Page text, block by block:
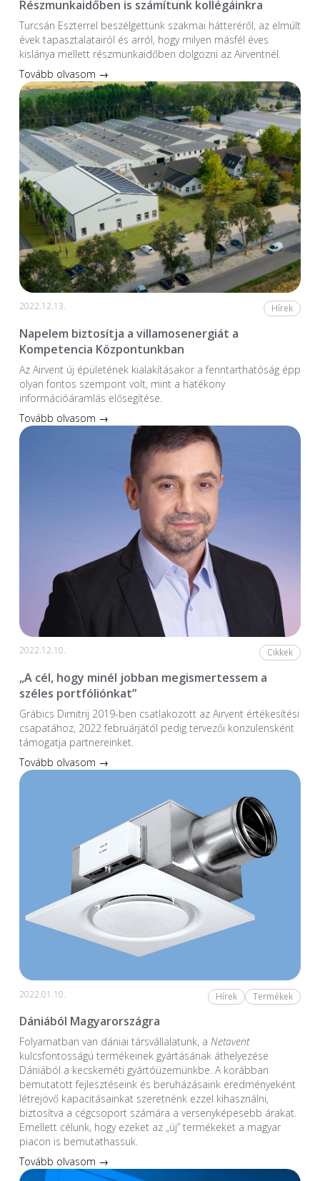
Részmunkaidőben is számítunk kollégáinkra
Turcsán Eszterrel beszélgettünk szakmai hátteréről, az elmúlt
évek tapasztalatairól és arról, hogy milyen másfél éves
kislánya mellett részmunkaidőben dolgozni az Airventnél.
Tovább olvasom →
2022.12.13. Hírek
Napelem biztosítja a villamosenergiát a
Kompetencia Központunkban
Az Airvent új épületének kialakításakor a fenntarthatóság épp
olyan fontos szempont volt, mint a hatékony
információáramlás elősegítése.
Tovább olvasom →
2022.12.10. Cikkek
„A cél, hogy minél jobban megismertessem a
széles portfóliónkat”
Grábics Dimitrij 2019-ben csatlakozott az Airvent értékesítési
csapatához, 2022 februárjától pedig tervezői konzulensként
támogatja partnereinket.
Tovább olvasom →
2022.01.10. Hírek Termékek
Dániából Magyarországra
Folyamatban van dániai társvállalatunk, a Netavent
kulcsfontosságú termékeinek gyártásának áthelyezése
Dániából a kecskeméti gyártóüzemünkbe. A korábban
bemutatott fejlesztéseink és beruházásaink eredményeként
létrejövő kapacitásainkat szeretnénk ezzel kihasználni,
biztosítva a cégcsoport számára a versenyképesebb árakat.
Emellett célunk, hogy ezeket az „új” termékeket a magyar
piacon is bemutathassuk.
Tovább olvasom →